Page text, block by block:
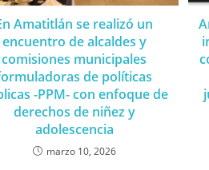
Amatitlán se realizó un
encuentro de alcaldes y
comisiones municipales
de políticas
-PPM- con enfoque de
derechos de niñez y
adolescencia
marzo 10, 2026